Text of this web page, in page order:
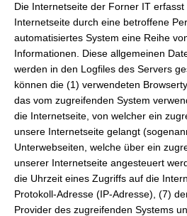
Die Internetseite der Forner IT
Internetseite durch eine betroffene
automatisiertes System eine Reihe
Informationen. Diese allgemeinen
werden in den Logfiles des Servers
können die (1) verwendeten
das vom zugreifenden System
die Internetseite, von welcher ein
unsere Internetseite gelangt
Unterwebseiten, welche über ein
unserer Internetseite angesteuert
die Uhrzeit eines Zugriffs auf die
Protokoll-Adresse (IP-Adresse), (7)
Provider des zugreifenden Systems